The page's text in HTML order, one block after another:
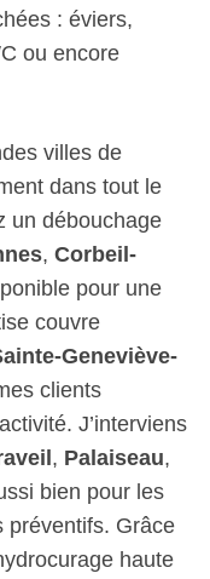
: éviers,
ou encore
villes de
dans tout le
un débouchage
, Corbeil-
pour une
couvre
Geneviève-
clients
J’interviens
, Palaiseau,
bien pour les
préventifs. Grâce
haute